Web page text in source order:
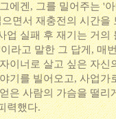
에겐, 그를 밀어주는 '
면서 재충전의 시간
업 실패 후 재기는 거의
라고 말한 그 답게, 매
이너로 살고 싶은 자
기를 빌어오고, 사업
은 사람의 가슴을 떨
력했다.